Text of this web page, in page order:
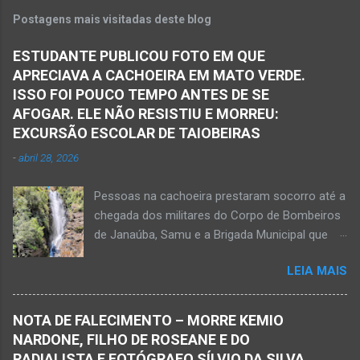
ficaram presas nas ferragens. Equipes do
Pelotão do Corpo de Bombeiros Militar de
Janaúba seguiram para o local. Uma mulher
morreu e a outra vítima ficou gravemente
ferida e foi levada pelos socorristas do Samu
para o hospital na cidade de Monte Azul. Essa
do Suporte Aéreo Avançado de Vida (SAAV)
para unidade hospi...
Postagens mais visitadas deste blog
ESTUDANTE PUBLICOU FOTO EM QUE
APRECIAVA A CACHOEIRA EM MATO VERDE.
ISSO FOI POUCO TEMPO ANTES DE SE
AFOGAR. ELE NÃO RESISTIU E MORREU:
EXCURSÃO ESCOLAR DE TAIOBEIRAS
-abril 28, 2026
Pessoas na cachoeira prestaram socorro até a
chegada dos militares do Corpo de Bombeiros
de Janaúba, Samu e a Brigada Municipal que
resistiu e foi a óbito Foto álbum pessoal Kauan
Pereira Alves publicou em sua rede social a
foto em que apreciava a Cachoeira Maria Rosa,
em Mato Verde, pouco tempo antes de se
afogar e depois vir a óbito nesta terça-feira, dia
LEIA MAIS
NOTA DE FALECIMENTO – MORRE KEMIO
NARDONE, FILHO DE ROSEANE E DO